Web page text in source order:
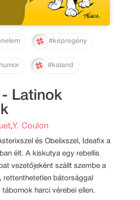
#képregény
#kaland
- Latinok
,Y. Coulon
és Obelixszel, Ideafix a
élt. A kiskutya egy rebellis
vezetőjeként szállt szembe a
rettenthetetlen bátorsággal
harci vérebei ellen.